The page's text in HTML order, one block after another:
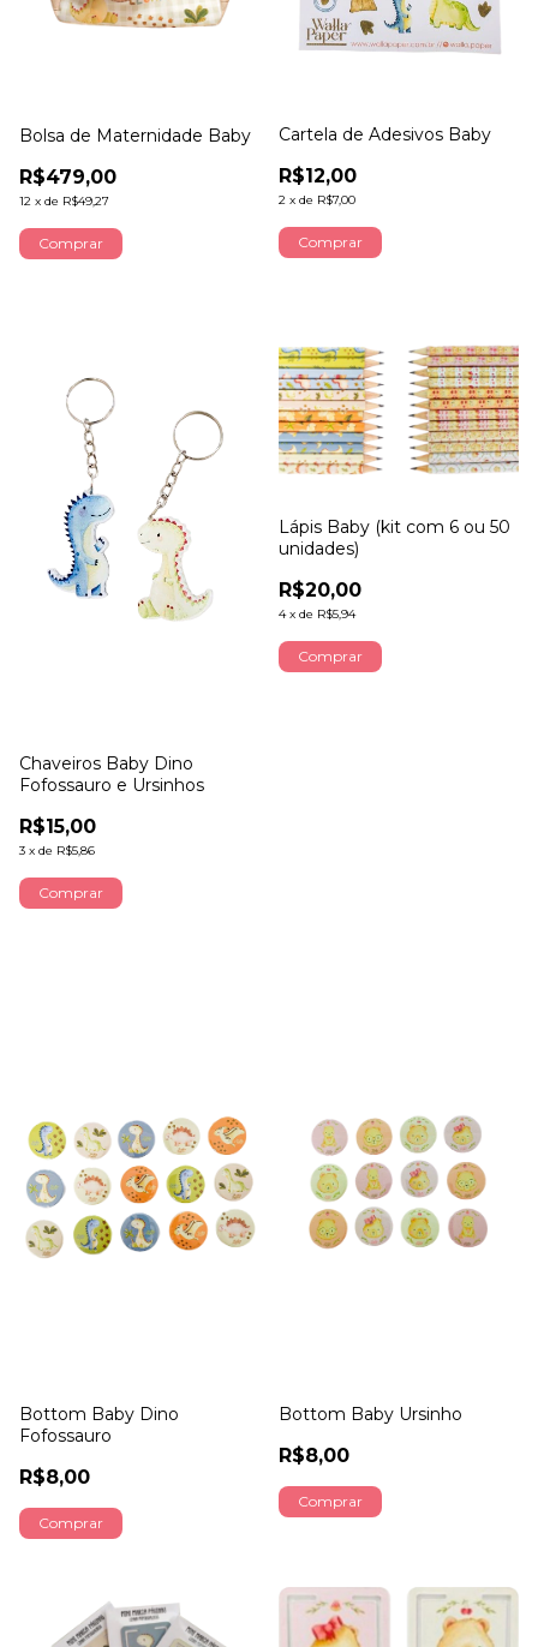
Bolsa de Maternidade Baby
R$479,00
12 x de R$49,27
Comprar
Cartela de Adesivos Baby
R$12,00
2 x de R$7,00
Comprar
Chaveiros Baby Dino
Fofossauro e Ursinhos
R$15,00
3 x de R$5,86
Comprar
Lápis Baby (kit com 6 ou 50
unidades)
R$20,00
4 x de R$5,94
Comprar
Bottom Baby Dino
Fofossauro
R$8,00
Comprar
Bottom Baby Ursinho
R$8,00
Comprar